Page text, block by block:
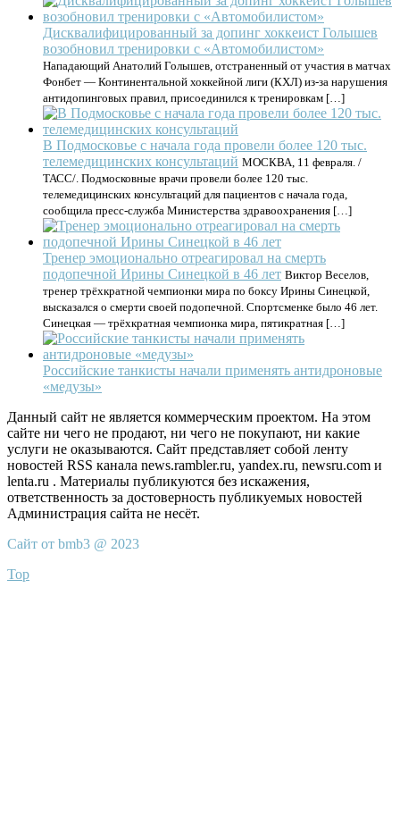
Дисквалифицированный за допинг хоккеист Голышев
возобновил тренировки с «Автомобилистом»
Нападающий Анатолий Голышев, отстраненный от участия в матчах
Фонбет — Континентальной хоккейной лиги (КХЛ) из-за нарушения
антидопинговых правил, присоединился к тренировкам […]
В Подмосковье с начала года провели более 120 тыс.
телемедицинских консультаций МОСКВА, 11 февраля. /
ТАСС/. Подмосковные врачи провели более 120 тыс.
телемедицинских консультаций для пациентов с начала года,
сообщила пресс-служба Министерства здравоохранения […]
Тренер эмоционально отреагировал на смерть
подопечной Ирины Синецкой в 46 лет Виктор Веселов,
тренер трёхкратной чемпионки мира по боксу Ирины Синецкой,
высказался о смерти своей подопечной. Спортсменке было 46 лет.
Синецкая — трёхкратная чемпионка мира, пятикратная […]
Российские танкисты начали применять антидроновые
«медузы»
Данный сайт не является коммерческим проектом. На этом
сайте ни чего не продают, ни чего не покупают, ни какие
услуги не оказываются. Сайт представляет собой ленту
новостей RSS канала news.rambler.ru, yandex.ru, newsru.com и
lenta.ru . Материалы публикуются без искажения,
ответственность за достоверность публикуемых новостей
Администрация сайта не несёт.
Сайт от bmb3 @ 2023
Top